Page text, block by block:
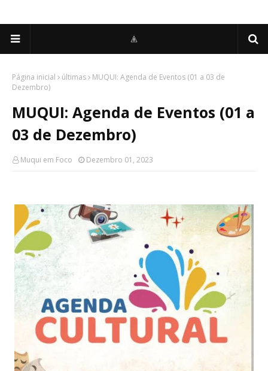
Página inicial últimas
MUQUI: Agenda de Eventos (01 a 03 de
Dezembro)
MUQUI: Agenda de Eventos (01 a
03 de Dezembro)
Muqui em Foco Dezembro 01, 2023